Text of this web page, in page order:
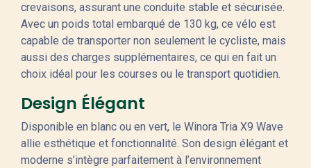
crevaisons, assurant une conduite stable et sécurisée.
Avec un poids total embarqué de 130 kg, ce vélo est
capable de transporter non seulement le cycliste, mais
aussi des charges supplémentaires, ce qui en fait un
choix idéal pour les courses ou le transport quotidien.
Design Élégant
Disponible en blanc ou en vert, le Winora Tria X9 Wave
allie esthétique et fonctionnalité. Son design élégant et
moderne s’intègre parfaitement à l’environnement